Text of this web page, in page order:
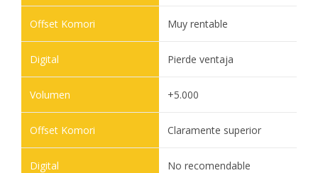
Muy rentable
Pierde ventaja
+5.000
Claramente superior
No recomendable